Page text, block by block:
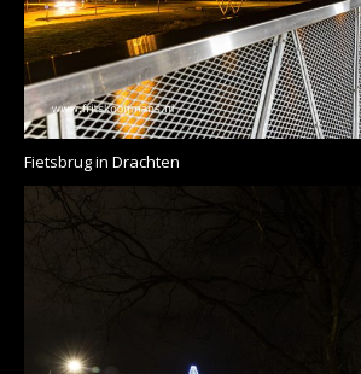
Fietsbrug in Drachten